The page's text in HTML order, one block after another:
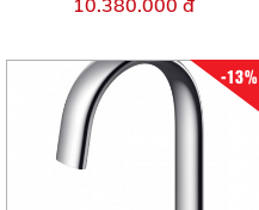
10.380.000 đ
-13%